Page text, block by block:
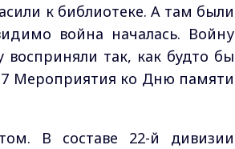
к библиотеке. А там были
война началась. Войну
так, как будто бы
Мероприятия ко Дню памяти
В составе 22-й дивизии